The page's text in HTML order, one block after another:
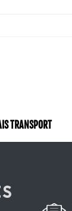
TRANSPORT